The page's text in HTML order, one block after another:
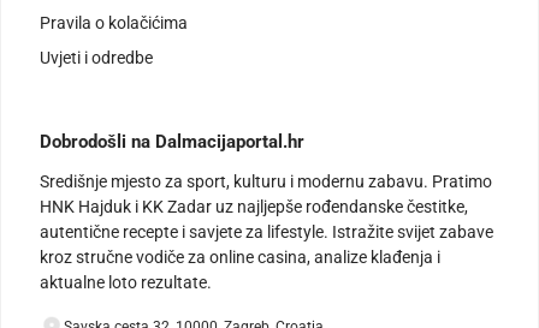
Pravila o kolačićima
Uvjeti i odredbe
Dobrodošli na Dalmacijaportal.hr
Središnje mjesto za sport, kulturu i modernu zabavu. Pratimo
HNK Hajduk i KK Zadar uz najljepše rođendanske čestitke,
autentične recepte i savjete za lifestyle. Istražite svijet zabave
kroz stručne vodiče za online casina, analize klađenja i
aktualne loto rezultate.